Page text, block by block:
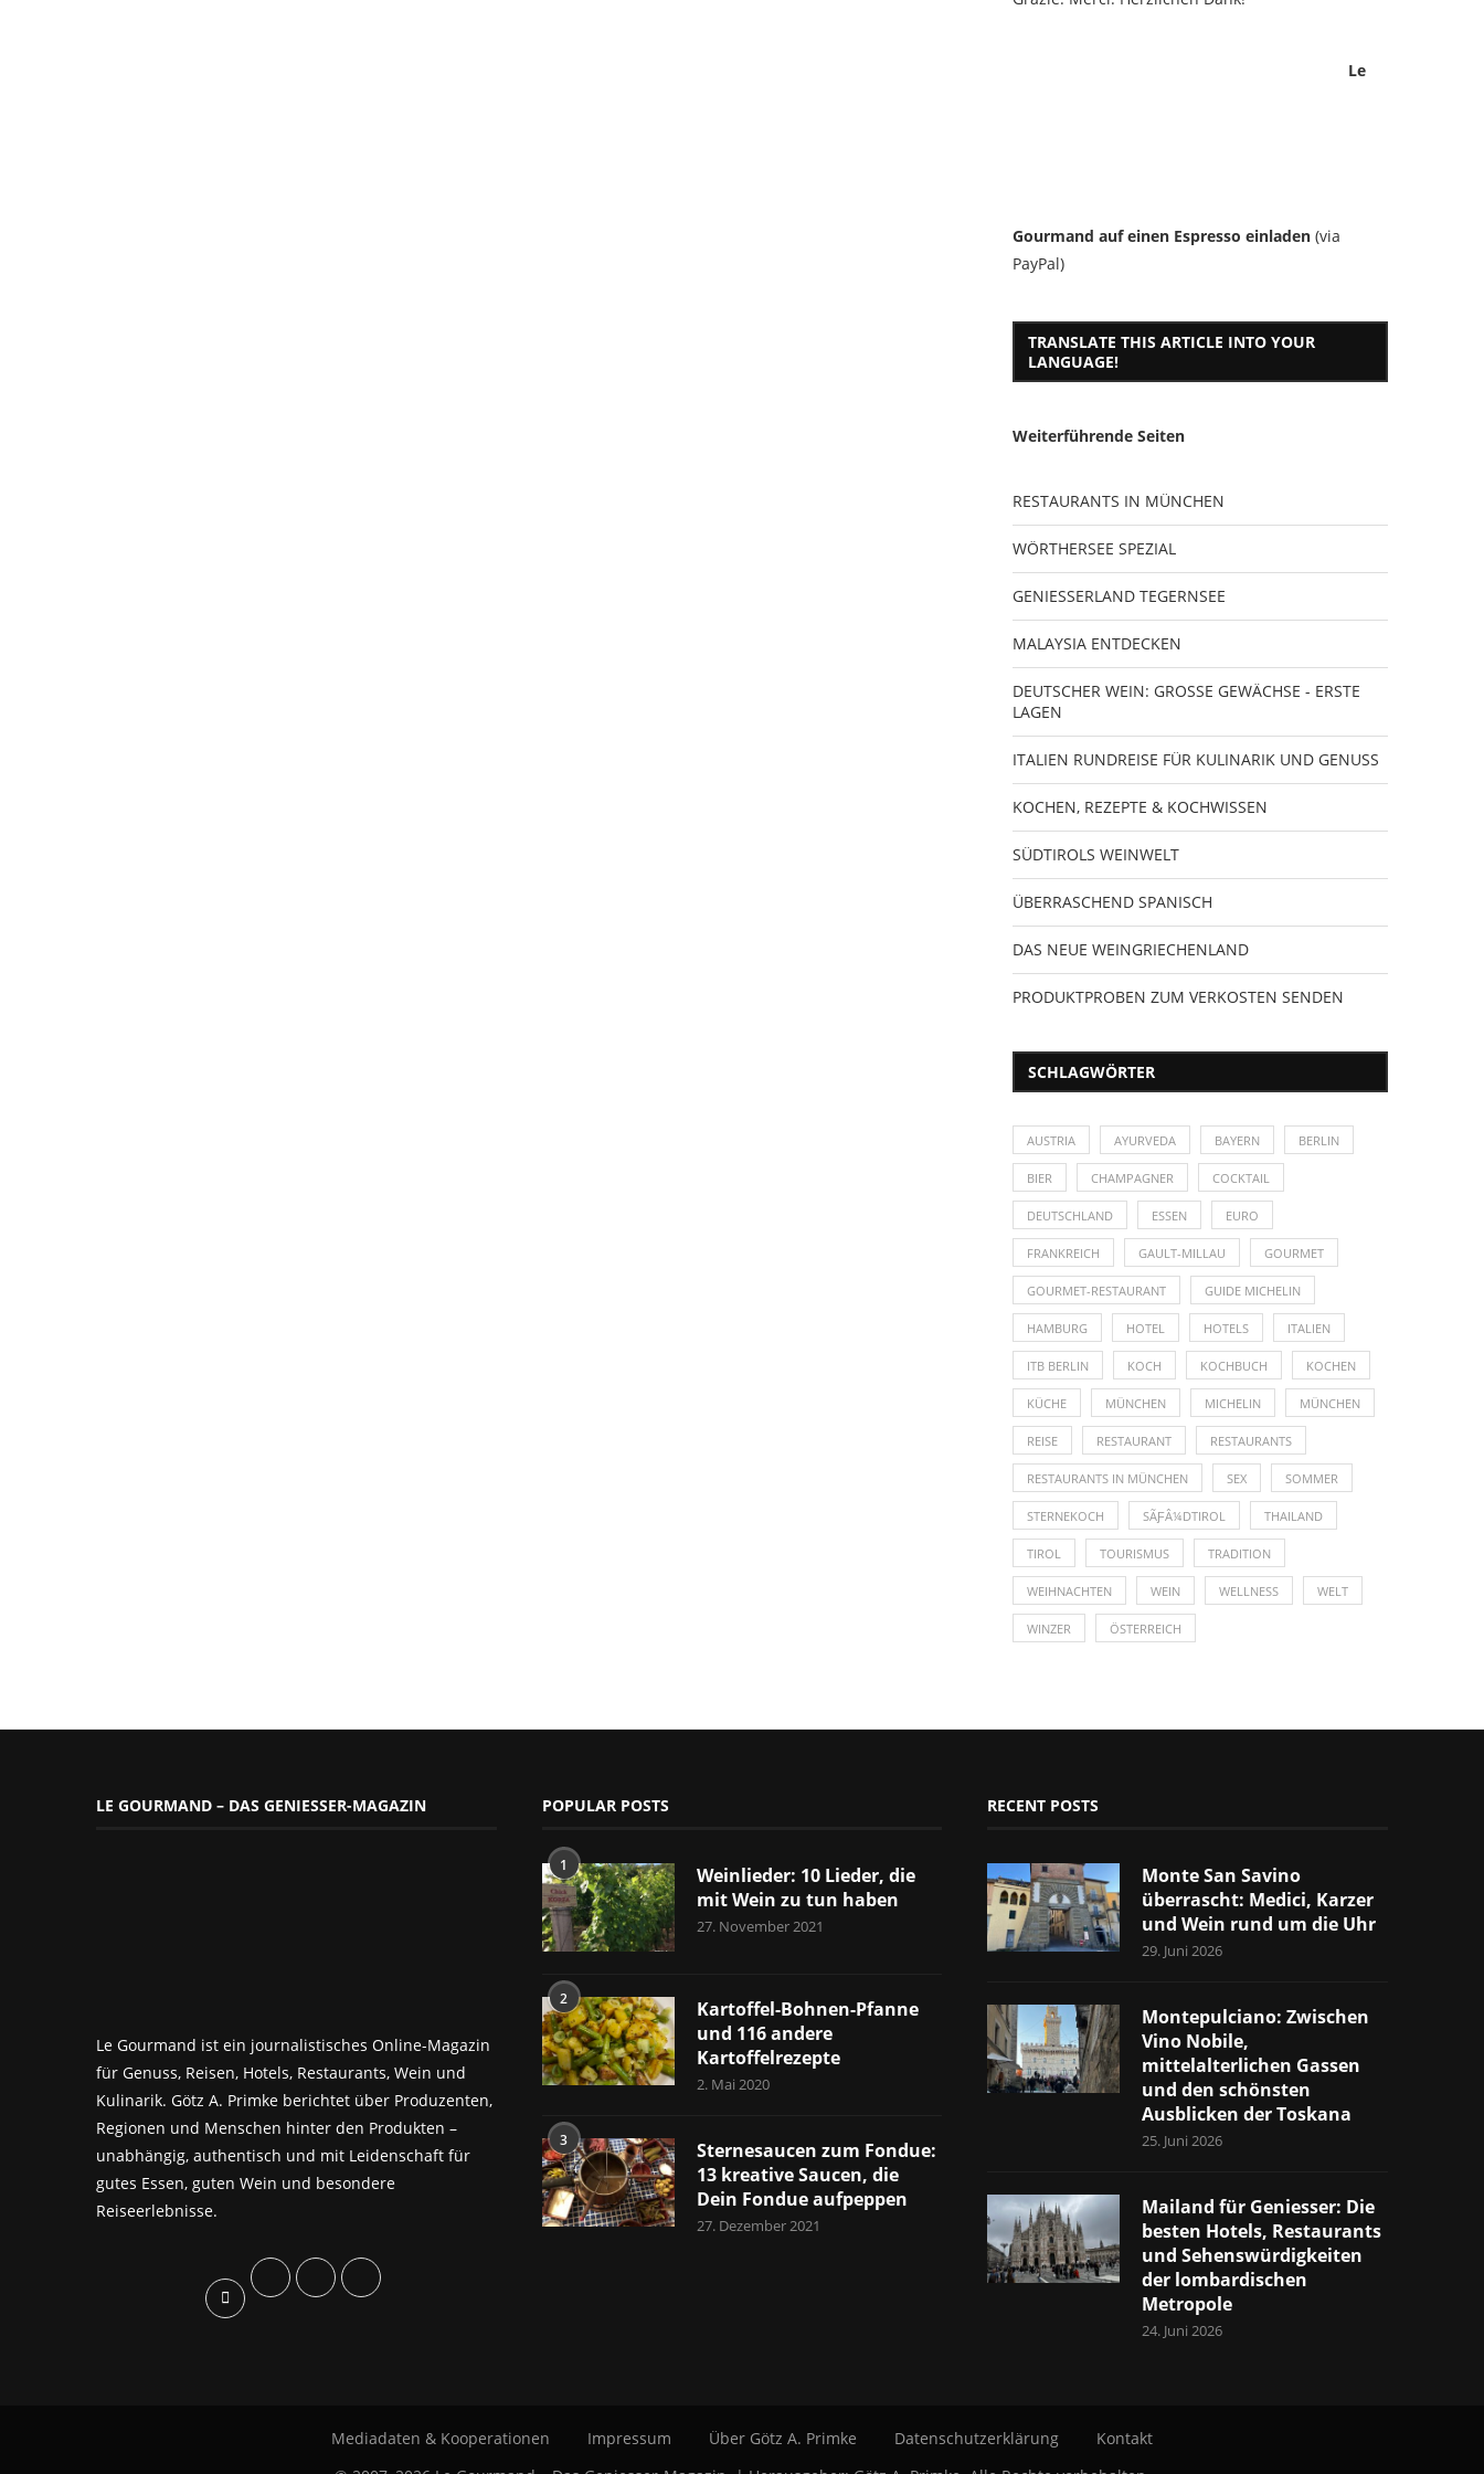
Le
Gourmand auf einen Espresso einladen (via
PayPal)
TRANSLATE THIS ARTICLE INTO YOUR
LANGUAGE!
Weiterführende Seiten
RESTAURANTS IN MÜNCHEN
WÖRTHERSEE SPEZIAL
GENIESSERLAND TEGERNSEE
MALAYSIA ENTDECKEN
DEUTSCHER WEIN: GROSSE GEWÄCHSE - ERSTE
LAGEN
ITALIEN RUNDREISE FÜR KULINARIK UND GENUSS
KOCHEN, REZEPTE & KOCHWISSEN
SÜDTIROLS WEINWELT
ÜBERRASCHEND SPANISCH
DAS NEUE WEINGRIECHENLAND
PRODUKTPROBEN ZUM VERKOSTEN SENDEN
SCHLAGWÖRTER
AUSTRIA AYURVEDA BAYERN BERLIN
BIER CHAMPAGNER COCKTAIL
DEUTSCHLAND ESSEN EURO
FRANKREICH GAULT-MILLAU GOURMET
GOURMET-RESTAURANT GUIDE MICHELIN
HAMBURG HOTEL HOTELS ITALIEN
ITB BERLIN KOCH KOCHBUCH KOCHEN
KÜCHE MÜNCHEN MICHELIN MÜNCHEN
REISE RESTAURANT RESTAURANTS
RESTAURANTS IN MÜNCHEN SEX SOMMER
STERNEKOCH SÃƑÂ¼DTIROL THAILAND
TIROL TOURISMUS TRADITION
WEIHNACHTEN WEIN WELLNESS WELT
WINZER ÖSTERREICH
LE GOURMAND – DAS GENIESSER-MAGAZIN
Le Gourmand ist ein journalistisches Online-Magazin
für Genuss, Reisen, Hotels, Restaurants, Wein und
Kulinarik. Götz A. Primke berichtet über Produzenten,
Regionen und Menschen hinter den Produkten –
unabhängig, authentisch und mit Leidenschaft für
gutes Essen, guten Wein und besondere
Reiseerlebnisse.
POPULAR POSTS
1
Weinlieder: 10 Lieder, die
mit Wein zu tun haben
27. November 2021
2
Kartoffel-Bohnen-Pfanne
und 116 andere
Kartoffelrezepte
2. Mai 2020
3
Sternesaucen zum Fondue:
13 kreative Saucen, die
Dein Fondue aufpeppen
27. Dezember 2021
RECENT POSTS
Monte San Savino
überrascht: Medici, Karzer
und Wein rund um die Uhr
29. Juni 2026
Montepulciano: Zwischen
Vino Nobile,
mittelalterlichen Gassen
und den schönsten
Ausblicken der Toskana
25. Juni 2026
Mailand für Geniesser: Die
besten Hotels, Restaurants
und Sehenswürdigkeiten
der lombardischen
Metropole
24. Juni 2026
Mediadaten & Kooperationen Impressum Über Götz A. Primke Datenschutzerklärung
Kontakt